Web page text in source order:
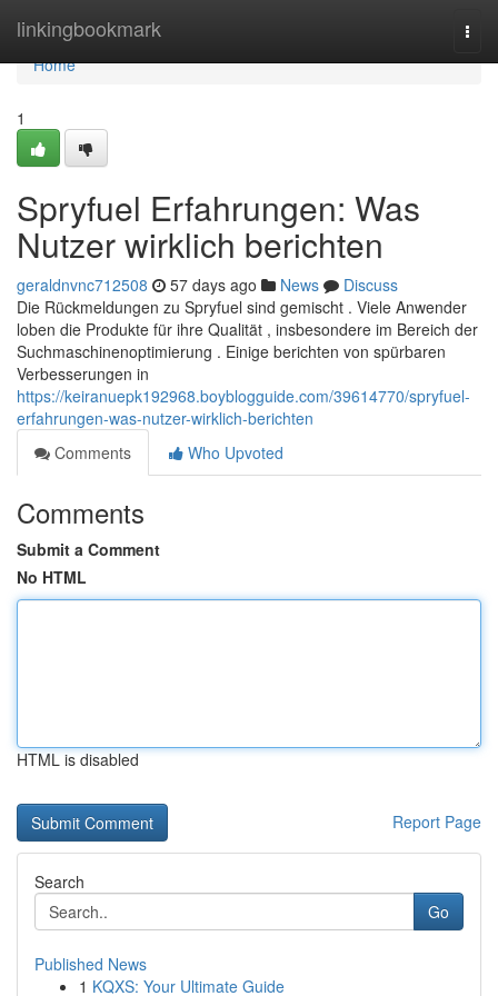
linkingbookmark
Home
Home
1
Spryfuel Erfahrungen: Was
Nutzer wirklich berichten
geraldnvnc712508 57 days ago News
Discuss
Die Rückmeldungen zu Spryfuel sind gemischt . Viele Anwender
loben die Produkte für ihre Qualität , insbesondere im Bereich der
Suchmaschinenoptimierung . Einige berichten von spürbaren
Verbesserungen in
https://keiranuepk192968.boyblogguide.com/39614770/spryfuel-
erfahrungen-was-nutzer-wirklich-berichten
Comments
Who Upvoted
Comments
Submit a Comment
No HTML
HTML is disabled
Report Page
Search
Go
Published News
1 KQXS: Your Ultimate Guide